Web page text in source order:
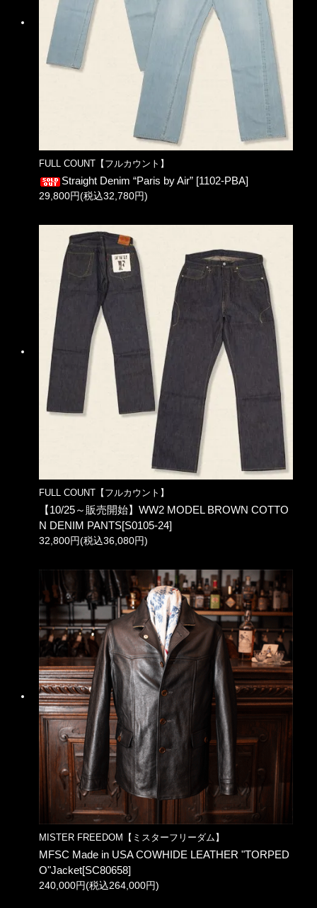
FULL COUNT【フルカウント】
Straight Denim “Paris by Air” [1102-PBA]
29,800円(税込32,780円)
FULL COUNT【フルカウント】
【10/25～販売開始】WW2 MODEL BROWN COTTO
N DENIM PANTS[S0105-24]
32,800円(税込36,080円)
MISTER FREEDOM【ミスターフリーダム】
MFSC Made in USA COWHIDE LEATHER "TORPED
O"Jacket[SC80658]
240,000円(税込264,000円)